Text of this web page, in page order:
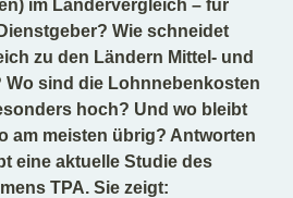
im Ländervergleich – für
Wie schneidet
zu den Ländern Mittel- und
sind die Lohnnebenkosten
hoch? Und wo bleibt
am meisten übrig? Antworten
eine aktuelle Studie des
TPA. Sie zeigt: